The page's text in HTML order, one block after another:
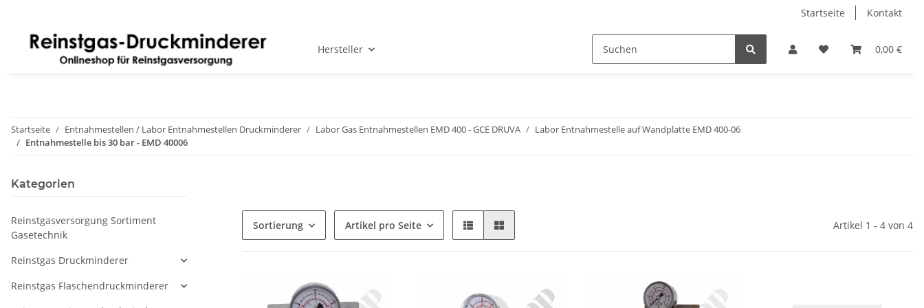
Startseite Kontakt
0,00 €
Hersteller
Startseite Entnahmestellen / Labor Entnahmestellen Druckminderer Labor Gas Entnahmestellen EMD 400 - GCE DRUVA
Labor Entnahmestelle auf Wandplatte EMD 400-06
Entnahmestelle bis 30 bar - EMD 40006
Sortierung Artikel pro Seite Artikel 1 - 4 von 4
Kategorien
Reinstgasversorgung Sortiment
Gasetechnik
Reinstgas Druckminderer
Reinstgas Flaschendruckminderer